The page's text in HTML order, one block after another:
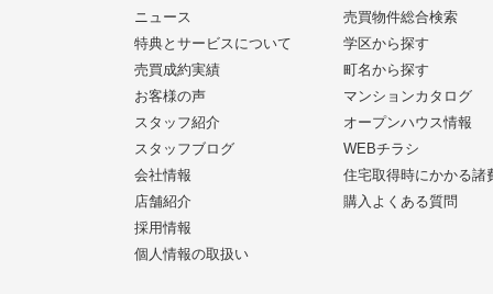
ニュース
特典とサービスについて
売買成約実績
お客様の声
スタッフ紹介
スタッフブログ
会社情報
店舗紹介
採用情報
個人情報の取扱い
売買物件総合検索
学区から探す
町名から探す
マンションカタログ
オープンハウス情報
WEBチラシ
住宅取得時にかかる諸
購入よくある質問